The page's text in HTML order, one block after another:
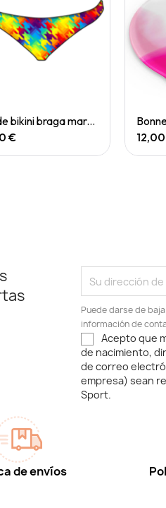
Quick View
Bas de bikini braga mare chevi rainbow
€
Puede darse de
información de
Acepto que
de nacimiento,
de correo
empresa) sean
Sport.
de envíos